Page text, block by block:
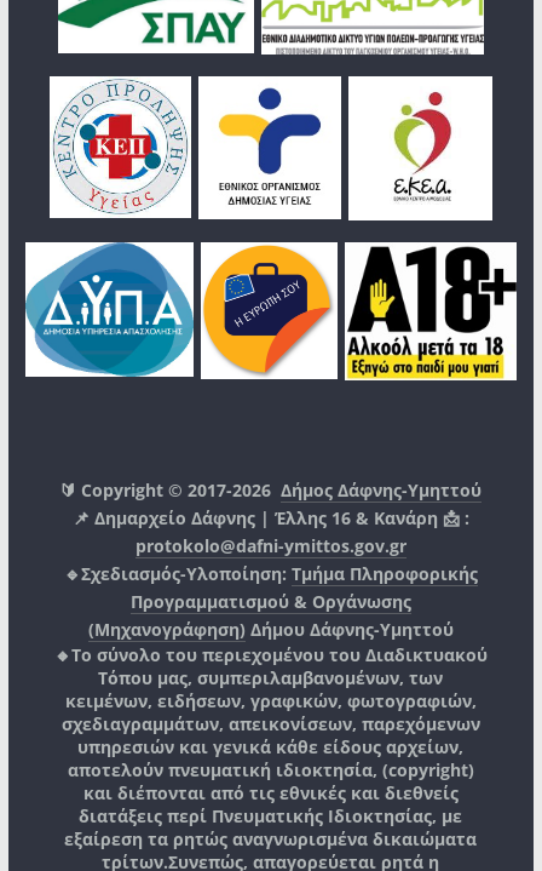
🔰 Copyright © 2017-2026Δήμος Δάφνης-Υμηττού
📌 Δημαρχείο Δάφνης | Έλλης 16 & Κανάρη 📩 :
protokolo@dafni-ymittos.gov.gr
🔹Σχεδιασμός-Υλοποίηση: Τμήμα Πληροφορικής
Προγραμματισμού & Οργάνωσης
(Μηχανογράφηση) Δήμου Δάφνης-Υμηττού
🔸Το σύνολο του περιεχομένου του Διαδικτυακού
Τόπου μας, συμπεριλαμβανομένων, των
κειμένων, ειδήσεων, γραφικών, φωτογραφιών,
σχεδιαγραμμάτων, απεικονίσεων, παρεχόμενων
υπηρεσιών και γενικά κάθε είδους αρχείων,
αποτελούν πνευματική ιδιοκτησία, (copyright)
και διέπονται από τις εθνικές και διεθνείς
διατάξεις περί Πνευματικής Ιδιοκτησίας, με
εξαίρεση τα ρητώς αναγνωρισμένα δικαιώματα
τρίτων.Συνεπώς, απαγορεύεται ρητά η